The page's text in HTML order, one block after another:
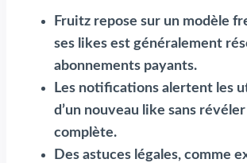
Fruitz repose sur un modèle
ses likes est généralement
abonnements payants.
Les notifications alertent les
d’un nouveau like sans
complète.
Des astuces légales, comme